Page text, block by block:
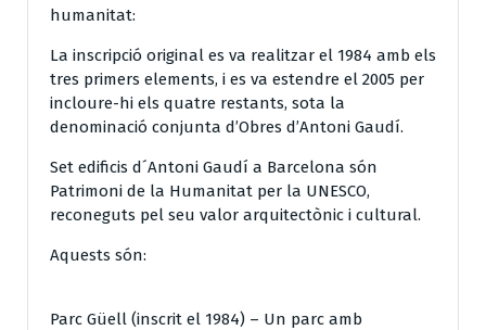
humanitat:
La inscripció original es va realitzar el 1984 amb els
tres primers elements, i es va estendre el 2005 per
incloure-hi els quatre restants, sota la
denominació conjunta d’Obres d’Antoni Gaudí.
Set edificis d´Antoni Gaudí a Barcelona són
Patrimoni de la Humanitat per la UNESCO,
reconeguts pel seu valor arquitectònic i cultural.
Aquests són:
Parc Güell (inscrit el 1984) – Un parc amb